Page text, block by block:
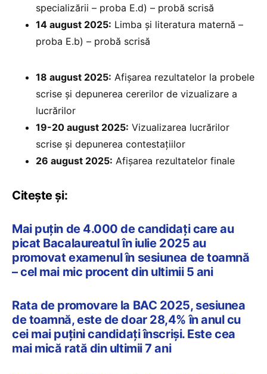
specializării – proba E.d) – probă scrisă
14 august 2025: Limba și literatura maternă –
proba E.b) – probă scrisă
18 august 2025: Afișarea rezultatelor la probele
scrise și depunerea cererilor de vizualizare a
lucrărilor
19-20 august 2025: Vizualizarea lucrărilor
scrise și depunerea contestațiilor
26 august 2025: Afișarea rezultatelor finale
Citește și:
Mai puțin de 4.000 de candidați care au
picat Bacalaureatul în iulie 2025 au
promovat examenul în sesiunea de toamnă
– cel mai mic procent din ultimii 5 ani
Rata de promovare la BAC 2025, sesiunea
de toamnă, este de doar 28,4% în anul cu
cei mai puțini candidați înscriși. Este cea
mai mică rată din ultimii 7 ani